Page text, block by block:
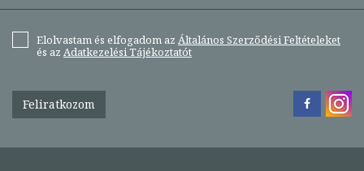
Elolvastam és elfogadom az Általános Szerződési Feltételeket
és az Adatkezelési Tájékoztatót
Feliratkozom